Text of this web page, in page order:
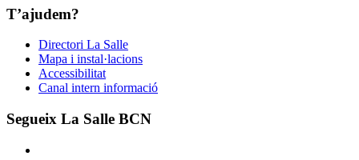
T’ajudem?
Directori La Salle
Mapa i instal·lacions
Accessibilitat
Canal intern informació
Segueix La Salle BCN